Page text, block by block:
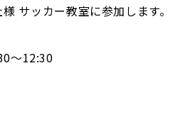
サッカー教室に参加します。
〜12:30